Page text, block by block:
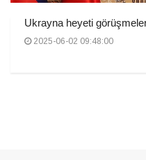
Ukrayna heyeti
2025-06-02 09:48:00